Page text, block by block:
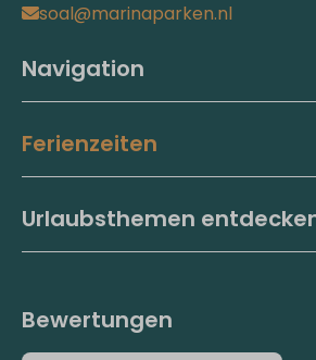
soal@marinaparken.nl
Navigation
Ferienzeiten
Urlaubsthemen
Bewertungen